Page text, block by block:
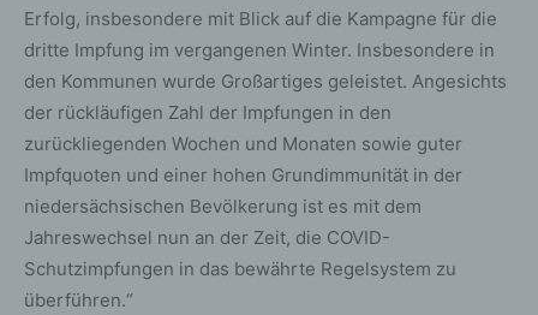
Erfolg, insbesondere mit Blick auf die Kampagne für die
dritte Impfung im vergangenen Winter. Insbesondere in
den Kommunen wurde Großartiges geleistet. Angesichts
der rückläufigen Zahl der Impfungen in den
zurückliegenden Wochen und Monaten sowie guter
Impfquoten und einer hohen Grundimmunität in der
niedersächsischen Bevölkerung ist es mit dem
Jahreswechsel nun an der Zeit, die COVID-
Schutzimpfungen in das bewährte Regelsystem zu
überführen.“